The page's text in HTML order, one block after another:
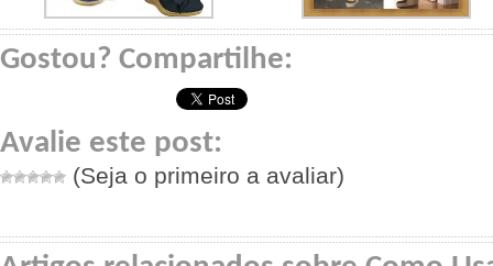
Gostou? Compartilhe:
Avalie este post:
(Seja o primeiro a avaliar)